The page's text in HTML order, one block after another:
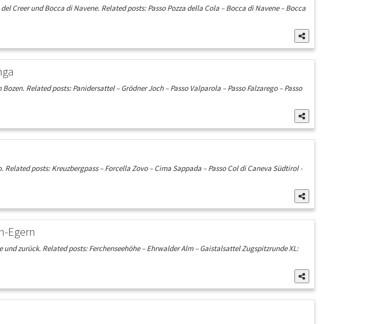
Creer und Bocca di Navene. Related posts: Passo Pozza della Cola – Bocca di Navene – Bocca
Related posts: Panidersattel – Grödner Joch – Passo Valparola – Passo Falzarego – Passo
posts: Kreuzbergpass – Forcella Zovo – Cima Sappada – Passo Col di Caneva Südtirol -
Egern
zurück. Related posts: Ferchenseehöhe – Ehrwalder Alm – Gaistalsattel Zugspitzrunde XL: